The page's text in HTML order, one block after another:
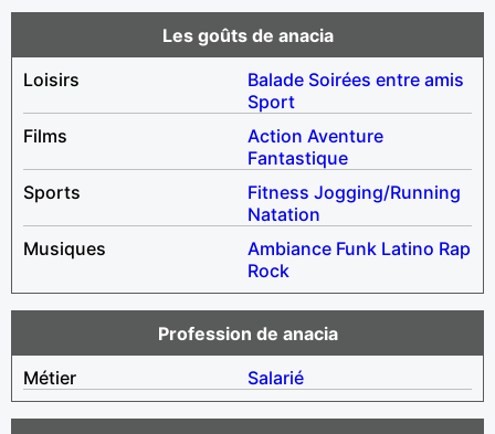
Les goûts de anacia
Loisirs
Balade Soirées entre amis
Sport
Films
Action Aventure
Fantastique
Sports
Fitness Jogging/Running
Natation
Musiques
Ambiance Funk Latino Rap
Rock
Profession de anacia
Métier
Salarié